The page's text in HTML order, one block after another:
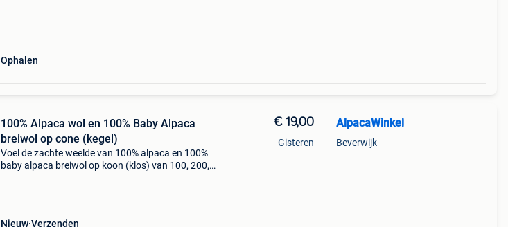
Ophalen
100% Alpaca wol en 100% Baby Alpaca
breiwol op cone (kegel)
Voel de zachte weelde van 100% alpaca en 100%
baby alpaca breiwol op koon (klos) van 100, 200,
Nieuw Verzenden
€ 19,00
Gisteren
AlpacaWinkel
Beverwijk